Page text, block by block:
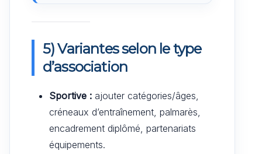
5) Variantes selon le type
d’association
Sportive : ajouter catégories/âges,
créneaux d’entraînement, palmarès,
encadrement diplômé, partenariats
équipements.